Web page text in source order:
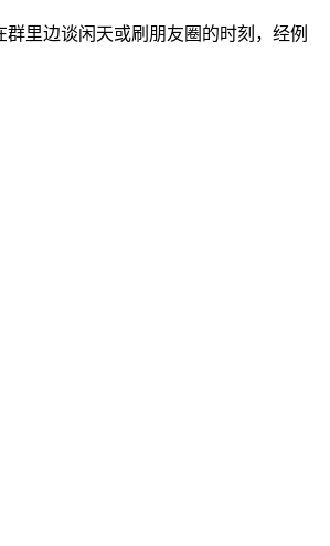
里边谈闲天或刷朋友圈的时刻，经例